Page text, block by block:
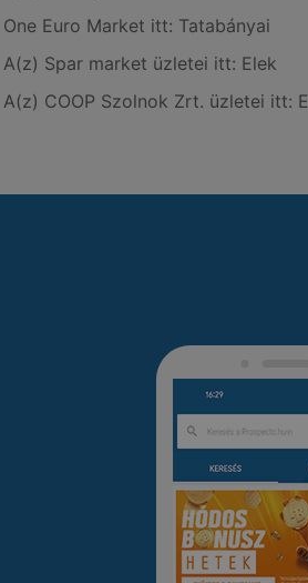
One Euro Market itt: Tatabányai
A(z) Spar market üzletei itt: Elek
A(z) COOP Szolnok Zrt. üzletei itt: